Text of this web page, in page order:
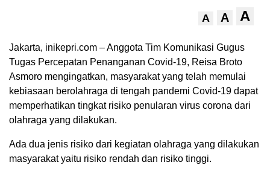
A A A
Jakarta, inikepri.com – Anggota Tim Komunikasi Gugus
Tugas Percepatan Penanganan Covid-19, Reisa Broto
Asmoro mengingatkan, masyarakat yang telah memulai
kebiasaan berolahraga di tengah pandemi Covid-19 dapat
memperhatikan tingkat risiko penularan virus corona dari
olahraga yang dilakukan.
Ada dua jenis risiko dari kegiatan olahraga yang dilakukan
masyarakat yaitu risiko rendah dan risiko tinggi.